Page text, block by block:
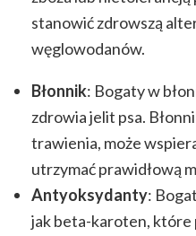
stanowić zdrowszą
węglowodanów.
Błonnik: Bogaty w
zdrowia jelit psa.
trawienia, może
utrzymać prawidłową
Antyoksydanty:
jak beta-karoten, które